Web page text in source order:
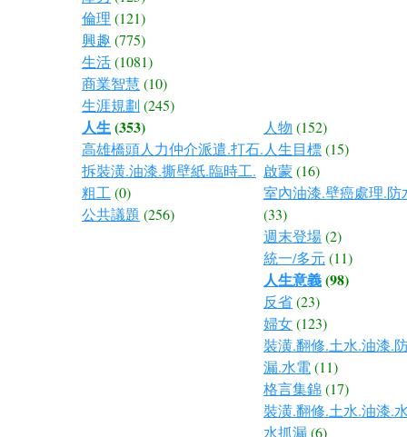
倫理 (121)
興趣 (775)
生活(1081)
商業智慧 (10)
生涯規劃 (245)
人生(353)
高雄橋頭人力仲介派遣.打石.
拆裝潢.油漆.撕壁紙.臨時工.
粗工(0)
公共議題 (256)
人物 (152)
人生目標(15)
啟蒙(16)
室內油漆.壁癌處理.防
(33)
週末登場(2)
統一/多元 (11)
人生意義(98)
反省(23)
婦女(123)
裝潢.翻修.土水.油漆.
漏.水電(11)
格言集錦(17)
裝潢.翻修.土水.油漆.
水抓漏(6)